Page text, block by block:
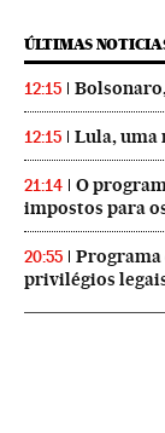
ÚLTIMAS
12:15
12:15 Lula, uma
21:14
O
impostos para
20:55
privilégios